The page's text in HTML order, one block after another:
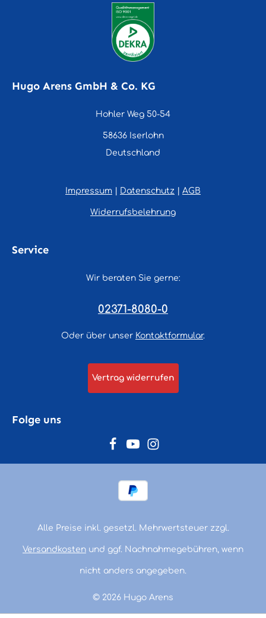
Hugo Arens GmbH & Co. KG
Hohler Weg 50-54
58636 Iserlohn
Deutschland
Impressum Datenschutz AGB
Widerrufsbelehrung
Service
Wir beraten Sie gerne:
02371-8080-0
Oder über unser Kontaktformular.
Vertrag widerrufen
Folge uns
© 2026 Hugo Arens
Alle Preise inkl. gesetzl. Mehrwertsteuer zzgl.
Versandkosten und ggf. Nachnahmegebühren, wenn
nicht anders angegeben.